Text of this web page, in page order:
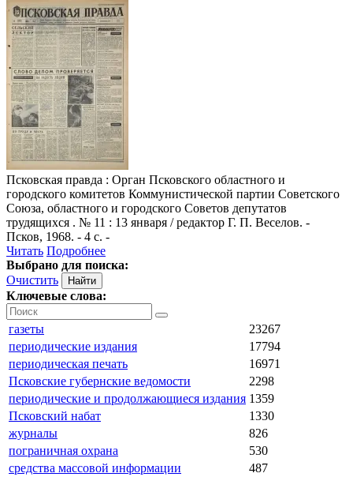
Псковская правда : Орган Псковского областного и
городского комитетов Коммунистической партии Советского
Союза, областного и городского Советов депутатов
трудящихся . № 11 : 13 января / редактор Г. П. Веселов. -
Псков, 1968. - 4 с. -
Читать Подробнее
Выбрано для поиска:
Очистить
Ключевые слова:
газеты
23267
периодические издания
17794
периодическая печать
16971
Псковские губернские ведомости
2298
периодические и продолжающиеся издания 1359
Псковский набат
1330
журналы
826
пограничная охрана
530
средства массовой информации
487